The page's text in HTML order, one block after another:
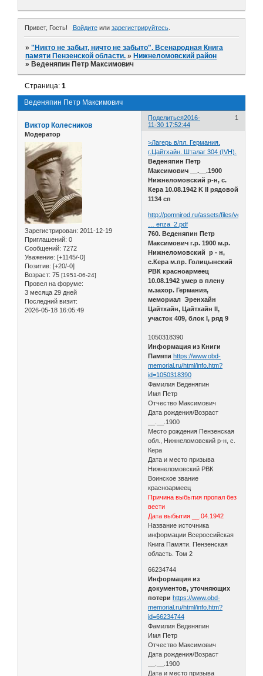
Привет, Гость! Войдитеили зарегистрируйтесь.
»"Никто не забыт, ничто не забыто". Всенародная Книга
памяти Пензенской области. » Нижнеломовский район
» Веденяпин Петр Максимович
Веденяпин Петр Максимович
Страница:1
Поделиться 1
2016-
11-30 17:52:44
Виктор Колесников
Модератор
Зарегистрирован: 2011-12-19
Приглашений: 0
Сообщений: 7272
Уважение: [+1145/-0]
Позитив: [+20/-0]
Возраст: 75 [1951-06-24]
Провел на форуме:
3 месяца 29 дней
Последний визит:
2026-05-18 16:05:49
>Лагерь в/пл. Германия.
г.Цайтхайн. Шталаг 304 (IVH).
Веденяпин Петр
Максимович __.__.1900
Нижнеломовский р-н, с.
Кера 10.08.1942 K II рядовой
1134 сп
http://pomnirod.ru/assets/files/voina/k
… enza_2.pdf
760. Веденяпин Петр
Максимович г.р. 1900 м.р.
Нижнеломовский р - н,
с.Кера м.пр. Голицынский
РВК красноармеец
10.08.1942 умер в плену
м.захор. Германия,
мемориал Эренхайн
Цайтхайн, Цайтхайн II,
участок 409, блок I, ряд 9
1050318390
Информация из Книги
Памяти https://www.obd-
memorial.ru/html/info.htm?
id=1050318390
Фамилия Веденяпин
Имя Петр
Отчество Максимович
Дата рождения/Возраст
__.__.1900
Место рождения Пензенская
обл., Нижнеломовский р-н, с.
Кера
Дата и место призыва
Нижнеломовский РВК
Воинское звание
красноармеец
Причина выбытия пропал без
вести
Дата выбытия __.04.1942
Название источника
информации Всероссийская
Книга Памяти. Пензенская
область. Том 2
66234744
Информация из
документов, уточняющих
потери https://www.obd-
memorial.ru/html/info.htm?
id=66234744
Фамилия Веденяпин
Имя Петр
Отчество Максимович
Дата рождения/Возраст
__.__.1900
Дата и место призыва